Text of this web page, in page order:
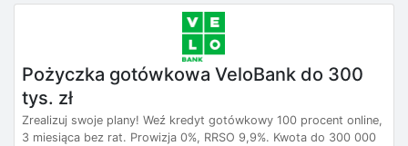
Pożyczka gotówkowa VeloBank do 300
tys. zł
Zrealizuj swoje plany! Weź kredyt gotówkowy 100 procent online,
3 miesiąca bez rat. Prowizja 0%, RRSO 9,9%. Kwota do 300 000